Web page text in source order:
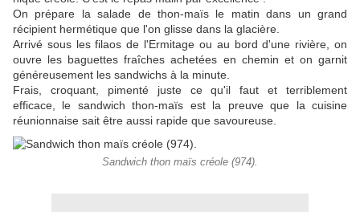
On prépare la salade de thon-maïs le matin dans un grand
récipient hermétique que l'on glisse dans la glacière.
Arrivé sous les filaos de l'Ermitage ou au bord d'une rivière, on
ouvre les baguettes fraîches achetées en chemin et on garnit
généreusement les sandwichs à la minute.
Frais, croquant, pimenté juste ce qu'il faut et terriblement
efficace, le sandwich thon-maïs est la preuve que la cuisine
réunionnaise sait être aussi rapide que savoureuse.
Sandwich thon maïs créole (974).